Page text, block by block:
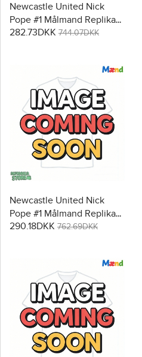
Newcastle United Nick
Pope #1 Målmand Replika
Udebanetrøje 2025-26
282.73DKK 744.07DKK
Newcastle United Nick
Pope #1 Målmand Replika
Hjemmebanetrøje 2025-26
290.18DKK 762.69DKK